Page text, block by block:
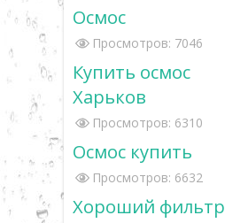
Осмос
Просмотров: 7046
Купить осмос
Харьков
Просмотров: 6310
Осмос купить
Просмотров: 6632
Хороший фильтр